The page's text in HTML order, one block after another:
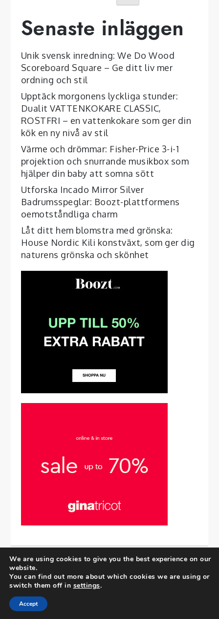
Senaste inläggen
Unik svensk inredning: We Do Wood
Scoreboard Square – Ge ditt liv mer
ordning och stil
Upptäck morgonens lyckliga stunder:
Dualit VATTENKOKARE CLASSIC,
ROSTFRI – en vattenkokare som ger din
kök en ny nivå av stil
Värme och drömmar: Fisher-Price 3-i-1
projektion och snurrande musikbox som
hjälper din baby att somna sött
Utforska Incado Mirror Silver
Badrumsspeglar: Boozt-plattformens
oemotståndliga charm
Låt ditt hem blomstra med grönska:
House Nordic Kili konstväxt, som ger dig
naturens grönska och skönhet
Upphovsrätt © 2025 | Alla rättigheter förbehållna.
Villkor och Cookies|Integritetspolicy| Mik av
Shark Themes
We are using cookies to give you the best experience on our
website.
You can find out more about which cookies we are using or
switch them off in settings.
Accept